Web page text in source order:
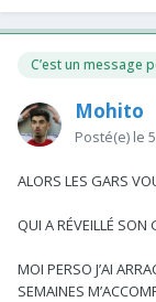
C’est un message
Mohito
Posté(e) le
ALORS LES GARS
QUI A RÉVEILLÉ SON
MOI PERSO J’AI
SEMAINES